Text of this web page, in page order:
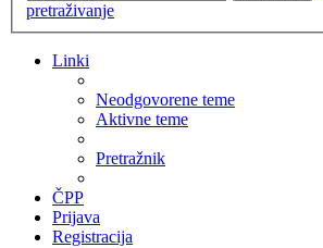
pretraživanje
Linki
Neodgovorene teme
Aktivne teme
Pretražnik
ČPP
Prijava
Registracija